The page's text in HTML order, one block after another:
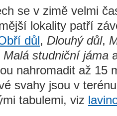
se v zimě velmi
lokality patří
důl, Dlouhý důl,
Malá studniční jáma
nahromadit až 15
svahy jsou v
tabulemi, viz